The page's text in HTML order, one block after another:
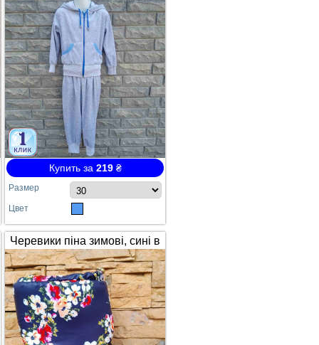
з вушками, сірий з синім 1672
(арт.326)
Купить за 219₴
Размер
Цвет
Черевики піна зимові, сині в
квітах